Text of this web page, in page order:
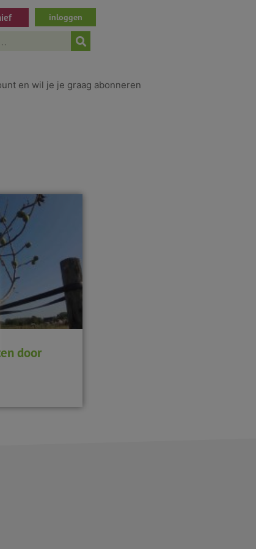
inloggen
en wil je je graag abonneren
door